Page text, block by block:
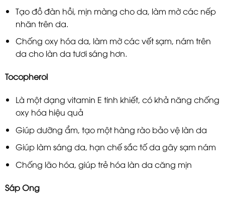
Tạo đồ đàn hồi, mịn màng cho da, làm mờ các nếp
nhăn trên da.
Chống oxy hóa da, làm mờ các vết sạm, nám trên
da cho làn da tươi sáng hơn.
Tocopherol
Là một dạng vitamin E tinh khiết, có khả năng chống
oxy hóa hiệu quả
Giúp dưỡng ẩm, tạo một hàng rào bảo vệ làn da
Giúp làm sáng da, hạn chế sắc tố da gây sạm nám
Chống lão hóa, giúp trẻ hóa làn da căng mịn
Sáp Ong